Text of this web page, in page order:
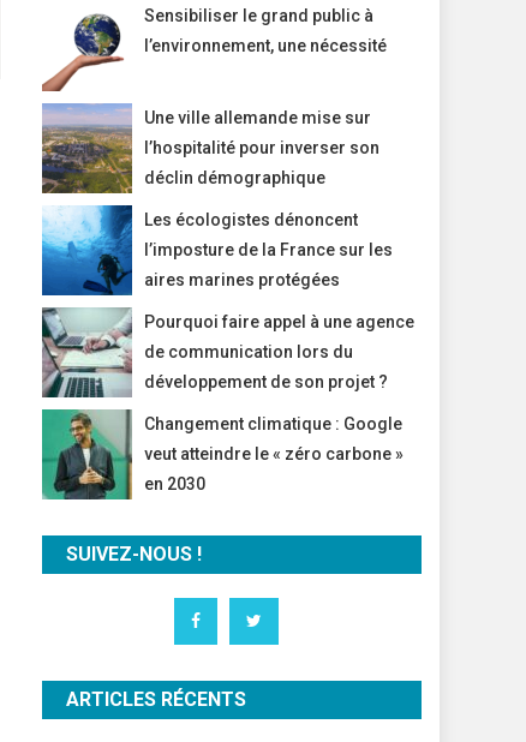
Sensibiliser le grand public à
l’environnement, une nécessité
Une ville allemande mise sur
l’hospitalité pour inverser son
déclin démographique
Les écologistes dénoncent
l’imposture de la France sur les
aires marines protégées
Pourquoi faire appel à une agence
de communication lors du
développement de son projet ?
Changement climatique : Google
veut atteindre le « zéro carbone »
en 2030
SUIVEZ-NOUS !
ARTICLES RÉCENTS